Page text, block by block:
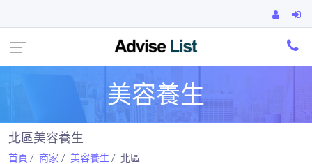
美容養生
北區美容養生
首頁 商家 美容養生 北區